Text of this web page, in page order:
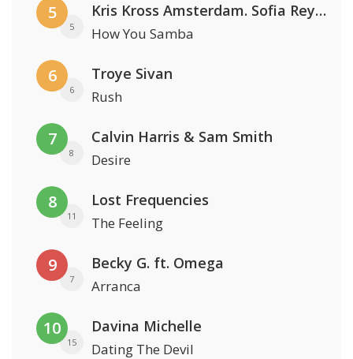
5
5
Kris Kross Amsterdam. Sofia Reyes & Tinie Tempah
How You Samba
6
6
Troye Sivan
Rush
7
8
Calvin Harris & Sam Smith
Desire
8
11
Lost Frequencies
The Feeling
9
7
Becky G. ft. Omega
Arranca
10
15
Davina Michelle
Dating The Devil